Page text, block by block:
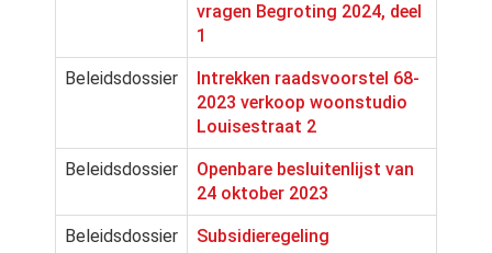
vragen Begroting 2024, deel
1
Beleidsdossier
Intrekken raadsvoorstel 68-
2023 verkoop woonstudio
Louisestraat 2
Beleidsdossier
Openbare besluitenlijst van
24 oktober 2023
Beleidsdossier
Subsidieregeling